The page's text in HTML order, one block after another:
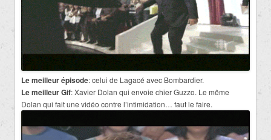
Le meilleur épisode: celui de Lagacé avec Bombardier.
Le meilleur Gif: Xavier Dolan qui envoie chier Guzzo. Le même
Dolan qui fait une vidéo contre l’intimidation… faut le faire.